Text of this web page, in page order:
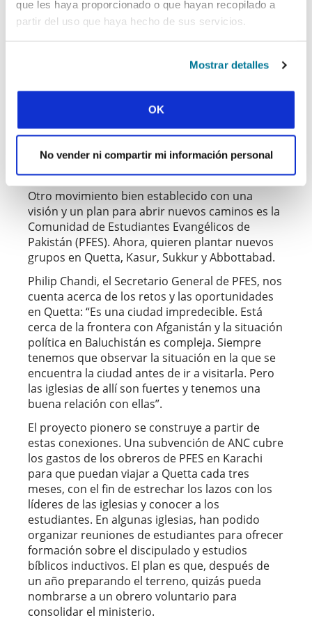
que les haya proporcionado o que hayan recopilado a
partir del uso que haya hecho de sus servicios.
Mostrar detalles
OK
No vender ni compartir mi información personal
Matthew ha seguido quedando con sus amigos y
líderes estudiantiles de CECE (EFE) y está
terreno en Portoviejo ha sido alcanzado y
plantado, y ya está empezando a dar fruto.
PASOS HACIA DELANTE EN PAKISTÁN
Otro movimiento bien establecido con una
visión y un plan para abrir nuevos caminos es la
Comunidad de Estudiantes Evangélicos de
Pakistán (PFES). Ahora, quieren plantar nuevos
grupos en Quetta, Kasur, Sukkur y Abbottabad.
Philip Chandi, el Secretario General de PFES, nos
cuenta acerca de los retos y las oportunidades
en Quetta: “Es una ciudad impredecible. Está
cerca de la frontera con Afganistán y la situación
política en Baluchistán es compleja. Siempre
tenemos que observar la situación en la que se
encuentra la ciudad antes de ir a visitarla. Pero
las iglesias de allí son fuertes y tenemos una
buena relación con ellas”.
El proyecto pionero se construye a partir de
estas conexiones. Una subvención de ANC cubre
los gastos de los obreros de PFES en Karachi
para que puedan viajar a Quetta cada tres
meses, con el fin de estrechar los lazos con los
líderes de las iglesias y conocer a los
estudiantes. En algunas iglesias, han podido
organizar reuniones de estudiantes para ofrecer
formación sobre el discipulado y estudios
bíblicos inductivos. El plan es que, después de
un año preparando el terreno, quizás pueda
nombrarse a un obrero voluntario para
consolidar el ministerio.